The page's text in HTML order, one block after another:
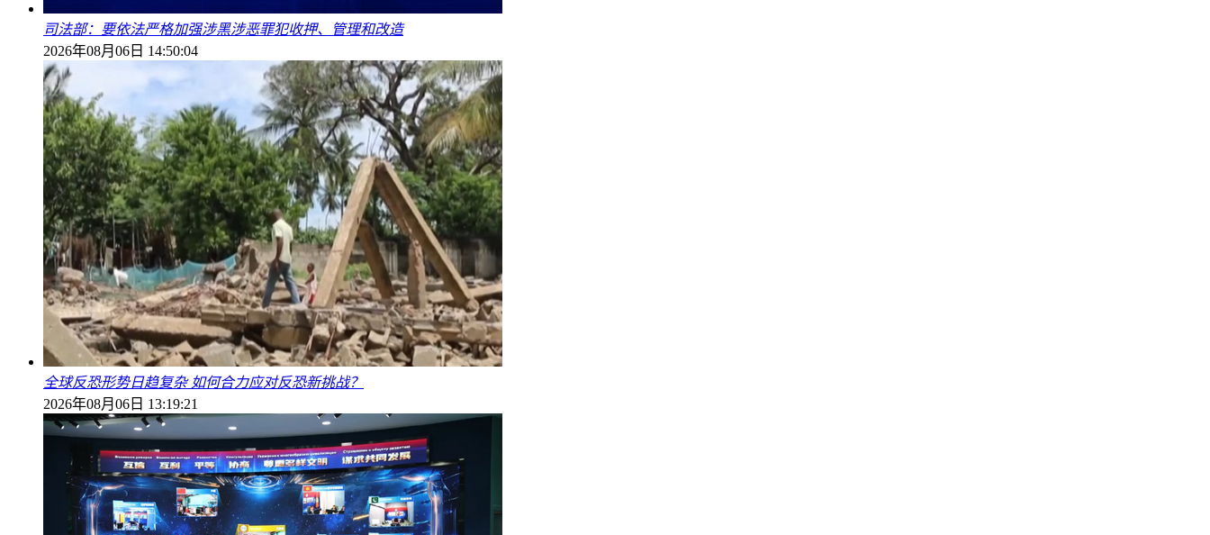
司法部：要依法严格加强涉黑涉恶罪犯收押、管理和改造
2026年08月06日 14:50:04
全球反恐形势日趋复杂 如何合力应对反恐新挑战？
2026年08月06日 13:19:21